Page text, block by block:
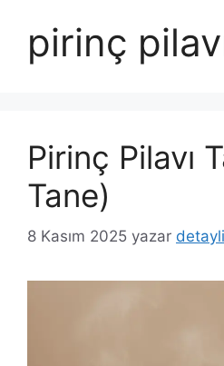
pirinç
Pirinç Pilavı
Tane)
8 Kasım 2025 yazar